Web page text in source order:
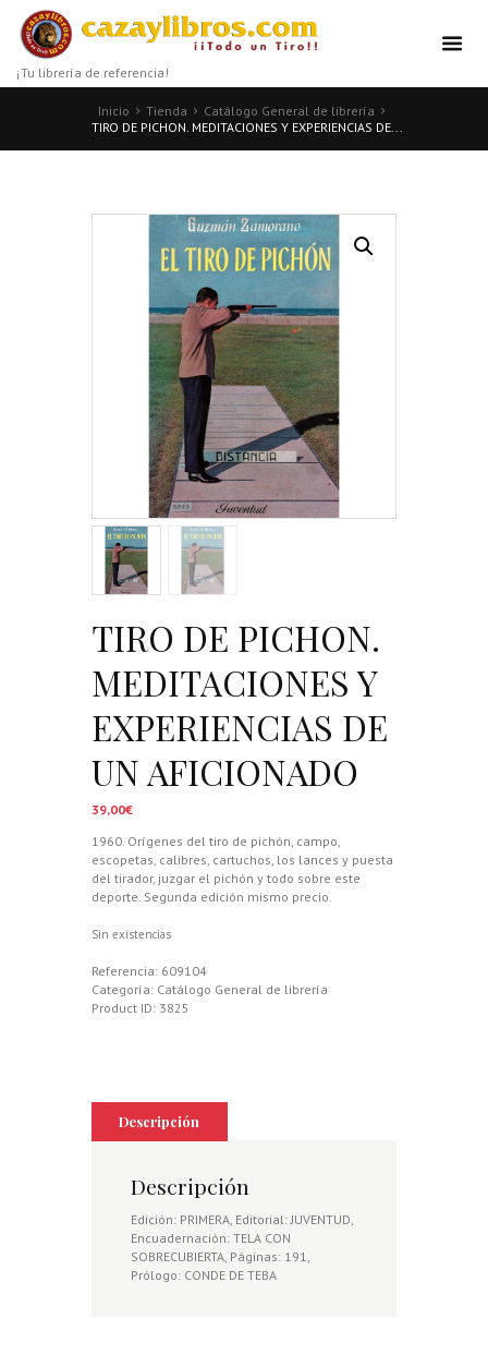
¡Tu librería de referencia!
Inicio Tienda
Catálogo General de librería
TIRO DE PICHON. MEDITACIONES Y EXPERIENCIAS DE...
TIRO DE PICHON.
MEDITACIONES Y
EXPERIENCIAS DE
UN AFICIONADO
39,00€
1960. Orígenes del tiro de pichón, campo,
escopetas, calibres, cartuchos, los lances y puesta
del tirador, juzgar el pichón y todo sobre este
deporte. Segunda edición mismo precio.
Sin existencias
Referencia: 609104
Categoría: Catálogo General de librería
Product ID: 3825
Descripción
Descripción
Edición: PRIMERA, Editorial: JUVENTUD,
Encuadernación: TELA CON
SOBRECUBIERTA, Páginas: 191,
Prólogo: CONDE DE TEBA